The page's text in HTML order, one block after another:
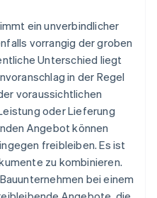
ein unverbindlicher
vorrangig der groben
Unterschied liegt
in der Regel
voraussichtlichen
oder Lieferung
Angebot können
freibleiben. Es ist
zu kombinieren.
bei einem